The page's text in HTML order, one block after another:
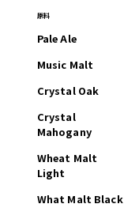
原料
Pale Ale
Music Malt
Crystal Oak
Crystal
Mahogany
Wheat Malt
Light
What Malt Black